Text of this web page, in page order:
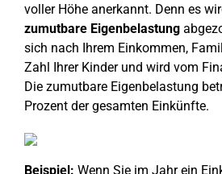
voller Höhe anerkannt. Denn es
zumutbare Eigenbelastung
sich nach Ihrem Einkommen,
Zahl Ihrer Kinder und wird vom
Die zumutbare Eigenbelastung
Prozent der gesamten Einkünfte.
Beispiel: Wenn Sie im Jahr ein